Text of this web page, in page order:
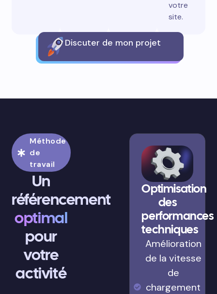
votre
site.
Discuter de mon projet
Méthode
de
travail
Un
référencement
optimal
pour
votre
activité
Optimisation
des
performances
techniques
Amélioration
de la vitesse
de
chargement